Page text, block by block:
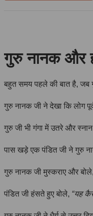
गुरु नानक और
बहुत समय पहले की बात है, जब
गुरु नानक जी ने देखा कि लोग
गुरु जी भी गंगा में उतरे और
पास खड़े एक पंडित जी ने गुरु
गुरु नानक जी मुस्कराए और बोले,
पंडित जी हंसते हुए बोले, “यह